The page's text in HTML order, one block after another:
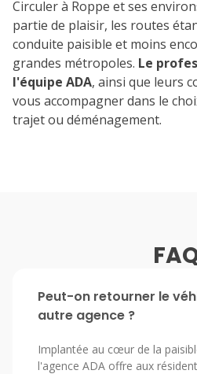
Circuler à Roppe et ses
partie de plaisir, les routes
conduite paisible et moins
grandes métropoles. Le
l'équipe ADA, ainsi que leurs
vous accompagner dans le
trajet ou déménagement.
Peut-on retourner le
autre agence ?
Implantée au cœur de la
l'agence ADA offre aux